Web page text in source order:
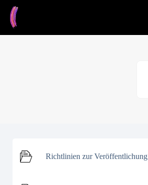
Inhalt
springen
Richtlinien zur Veröffentlichung